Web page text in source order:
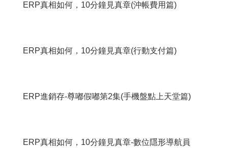
ERP真相如何，10分鐘見真章(沖帳費用篇)
ERP真相如何，10分鐘見真章(行動支付篇)
ERP進銷存-尊嘟假嘟第2集(手機盤點上天堂篇)
ERP真相如何，10分鐘見真章-數位隱形導航員